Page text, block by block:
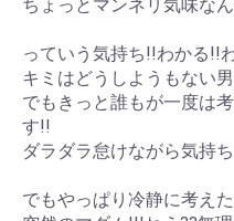
ちょっとマンネリ気味な
っていう気持ち!!わかる!!
キミはどうしようもない
でもきっと誰もが一度は
す!!
ダラダラ怠けながら気持
でもやっぱり冷静に考え